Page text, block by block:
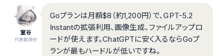
室谷
代表取締役
Goプランは月額$8（約1,200円）で、GPT-5.2
Instantの拡張利用、画像生成、ファイルアップロ
ードが使えます。ChatGPTに安く入るならGoプ
ランが最もハードルが低いですね。